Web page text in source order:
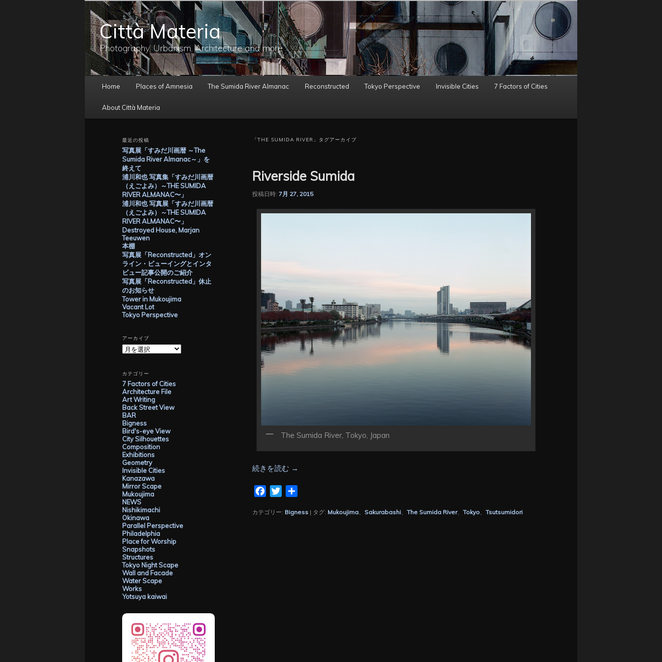
Città Materia
Photography, Urbanism, Architecture and more
ニ
Home Places of Amnesia The Sumida River Almanac Reconstructed Tokyo Perspective Invisible Cities 7 Factors of Cities
About Città Materia
「THE SUMIDA RIVER 」タグアーカイブ
Riverside Sumida
投稿日時: 7月 27, 2015
The Sumida River, Tokyo, Japan
続きを読む →
FacebookTwitter
カテゴリー: Bigness | タグ: Mukoujima、 Sakurabashi、 The Sumida River、 Tokyo、 Tsutsumidori
最近の投稿
写真展「すみだ川画暦 ～The
Sumida River Almanac～」を
終えて
浦川和也 写真集「すみだ川画暦
（えごよみ）～THE SUMIDA
RIVER ALMANAC〜」
浦川和也 写真展「すみだ川画暦
（えごよみ）～THE SUMIDA
RIVER ALMANAC〜」
Destroyed House, Marjan
Teeuwen
本棚
写真展「Reconstructed」オン
ライン・ビューイングとインタ
ビュー記事公開のご紹介
写真展「Reconstructed」休止
のお知らせ
Tower in Mukoujima
Vacant Lot
Tokyo Perspective
アーカイブ
ア
ー
イ
ブ
カテゴリー
7 Factors of Cities
Architecture File
Art Writing
Back Street View
BAR
Bigness
Bird's-eye View
City Silhouettes
Composition
Exhibitions
Geometry
Invisible Cities
Kanazawa
Mirror Scape
Mukoujima
NEWS
Nishikimachi
Okinawa
Parallel Perspective
Philadelphia
Place for Worship
Snapshots
Structures
Tokyo Night Scape
Wall and Facade
Water Scape
Works
Yotsuya kaiwai